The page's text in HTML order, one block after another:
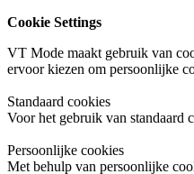
Cookie Settings
VT Mode maakt gebruik van
ervoor kiezen om persoonlijke
Standaard cookies
Voor het gebruik van standaard
Persoonlijke cookies
Met behulp van persoonlijke